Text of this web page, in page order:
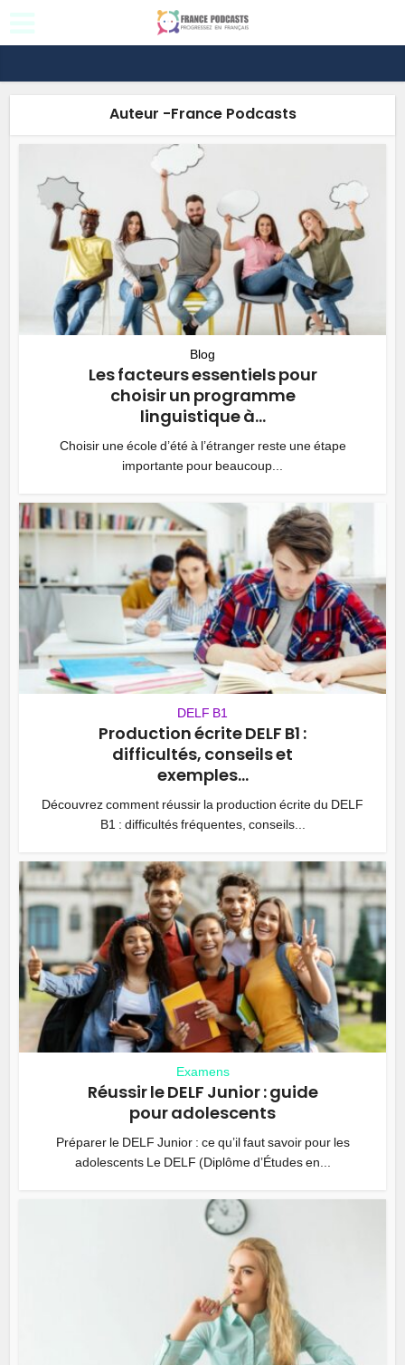
Auteur -France Podcasts
Blog
Les facteurs essentiels pour
choisir un programme
linguistique à...
Choisir une école d’été à l’étranger reste une étape
importante pour beaucoup...
DELF B1
Production écrite DELF B1 :
difficultés, conseils et
exemples...
Découvrez comment réussir la production écrite du DELF
B1 : difficultés fréquentes, conseils...
Examens
Réussir le DELF Junior : guide
pour adolescents
Préparer le DELF Junior : ce qu’il faut savoir pour les
adolescents Le DELF (Diplôme d’Études en...